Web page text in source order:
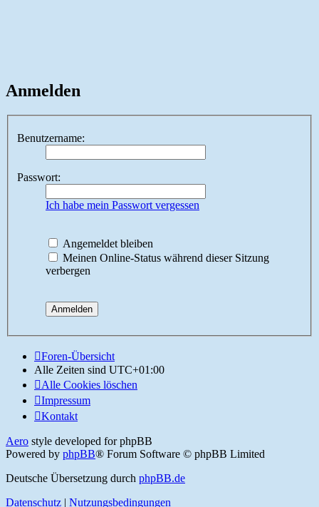
Anmelden
Benutzername:
Passwort:
Ich habe mein Passwort vergessen
Angemeldet bleiben
Meinen Online-Status während dieser Sitzung
verbergen
Foren-Übersicht
Alle Zeiten sind UTC+01:00
Alle Cookies löschen
Impressum
Kontakt
Aero style developed for phpBB
Powered by phpBB® Forum Software © phpBB Limited
Deutsche Übersetzung durch phpBB.de
Datenschutz | Nutzungsbedingungen